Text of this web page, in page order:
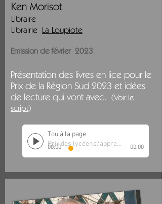
Ken Morisot
Libraire
Librairie La Loupiote
Emission de février 2023
Présentation des livres en lice pour le
Prix de la Région Sud 2023 et idées
de lecture qui vont avec. (Voir le
script)
Tou à la page
Prix des lycéens/apprentis
00:00 00:00